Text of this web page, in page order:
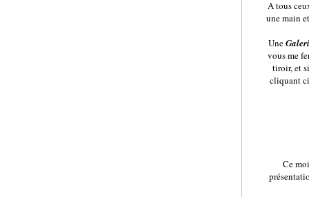
A tous
une main
Une
vous me
tiroir, et
cliquant
Ce